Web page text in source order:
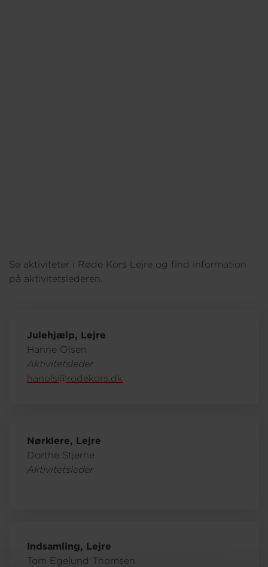
Se aktiviteter i Røde Kors Lejre og find information
på aktivitetslederen.
Julehjælp, Lejre
Hanne Olsen
Aktivitetsleder
hanols@rodekors.dk
Nørklere, Lejre
Dorthe Stjerne
Aktivitetsleder
Indsamling, Lejre
Tom Egelund Thomsen